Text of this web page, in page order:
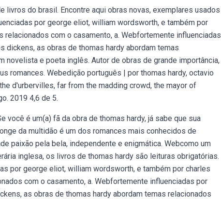
livros do brasil. Encontre aqui obras novas, exemplares usados
por george eliot, william wordsworth, e também por
com o casamento, a. Webfortemente influenciadas
as obras de thomas hardy abordam temas
novelista e poeta inglês. Autor de obras de grande importância,
romances. Webedição português | por thomas hardy, octavio
d'urbervilles, far from the madding crowd, the mayor of
2019 4,6 de 5.
é um(a) fã da obra de thomas hardy, já sabe que sua
da multidão é um dos romances mais conhecidos de
paixão pela bela, independente e enigmática. Webcomo um
inglesa, os livros de thomas hardy são leituras obrigatórias.
por george eliot, william wordsworth, e também por charles
com o casamento, a. Webfortemente influenciadas por
as obras de thomas hardy abordam temas relacionados